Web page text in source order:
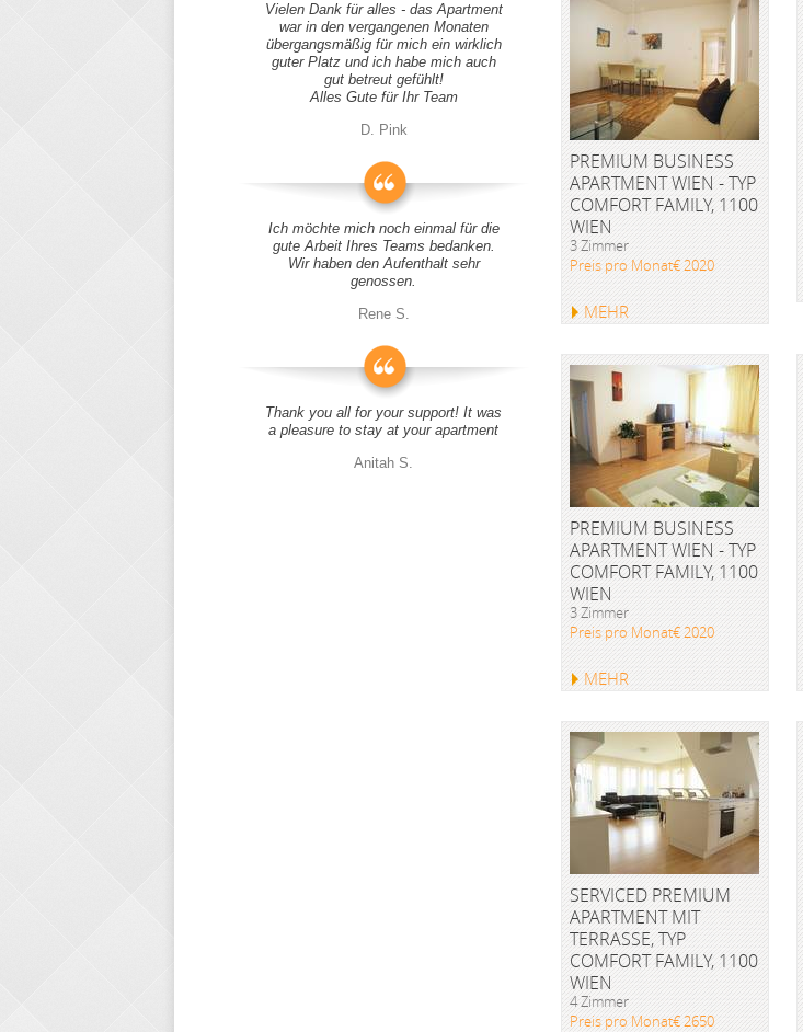
PREMIUM BUSINESS
APARTMENT WIEN - TYP
COMFORT FAMILY, 1100
WIEN
3 Zimmer
Preis pro Monat€ 2020
MEHR
PREMIUM BUSINESS
APARTMENT WIEN - TYP
COMFORT FAMILY, 1100
WIEN
3 Zimmer
Preis pro Monat€ 2020
MEHR
SERVICED PREMIUM
APARTMENT MIT
TERRASSE, TYP
COMFORT FAMILY, 1100
WIEN
4 Zimmer
Preis pro Monat€ 2650
Vielen Dank für alles - das Apartment
war in den vergangenen Monaten
übergangsmäßig für mich ein wirklich
guter Platz und ich habe mich auch
gut betreut gefühlt!
Alles Gute für Ihr Team
D. Pink
Ich möchte mich noch einmal für die
gute Arbeit Ihres Teams bedanken.
Wir haben den Aufenthalt sehr
genossen.
Rene S.
Thank you all for your support! It was
a pleasure to stay at your apartment
Anitah S.